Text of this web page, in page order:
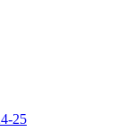
25